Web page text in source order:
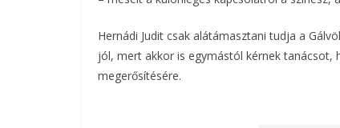
Hernádi Judit csak alátámasztani tudja a
jól, mert akkor is egymástól kérnek tanácsot,
megerősítésére.